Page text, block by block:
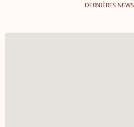
DERNIÈRES NEWS